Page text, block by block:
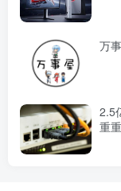
万
2.5
重